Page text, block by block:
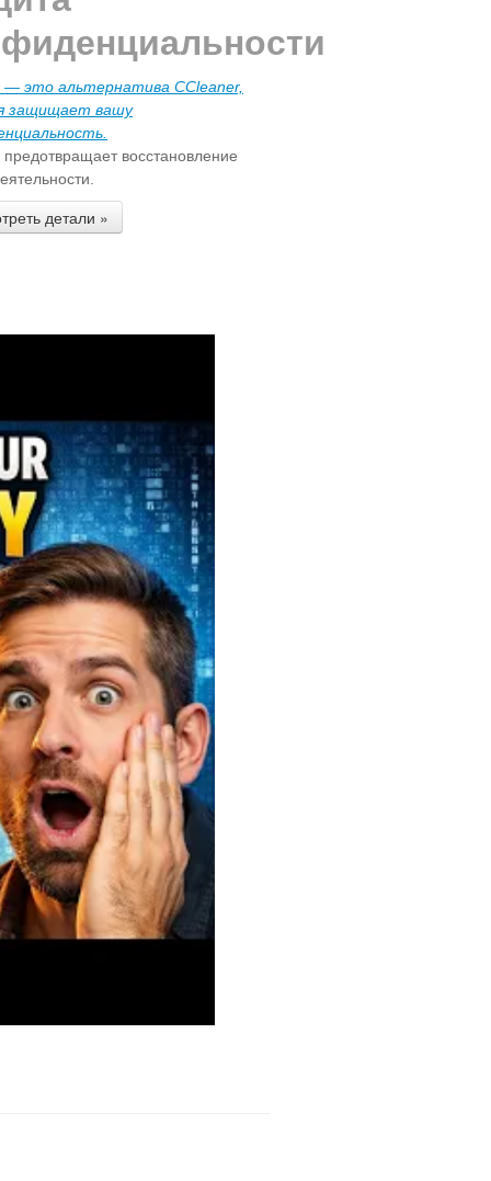
— это альтернатива CCleaner,
защищает вашу
восстановление
детали »